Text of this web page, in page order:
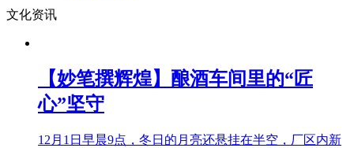
文化资讯
【妙笔撰辉煌】酿酒车间里的“匠
心”坚守
12月1日早晨9点，冬日的月亮还悬挂在半空，厂区内新